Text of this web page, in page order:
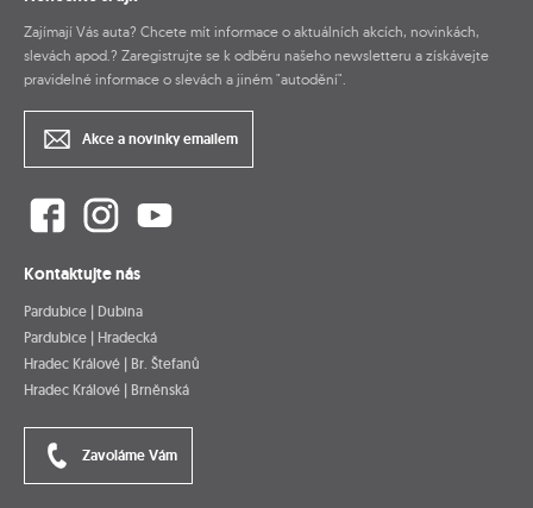
Zajímají Vás auta? Chcete mít informace o aktuálních akcích, novinkách,
slevách apod.? Zaregistrujte se k odběru našeho newsletteru a získávejte
pravidelné informace o slevách a jiném "autodění".
Akce a novinky emailem
Kontaktujte nás
Pardubice | Dubina
Pardubice | Hradecká
Hradec Králové | Br. Štefanů
Hradec Králové | Brněnská
Zavoláme Vám